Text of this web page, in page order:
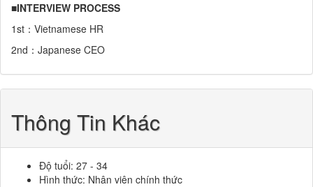
■INTERVIEW PROCESS
1st：Vietnamese HR
2nd：Japanese CEO
Thông Tin Khác
Độ tuổi: 27 - 34
Hình thức: Nhân viên chính thức